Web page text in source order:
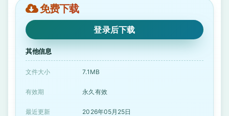
免费下载
登录后下载
其他信息
文件大小 7.1MB
有效期 永久有效
最近更新 2026年05月25日